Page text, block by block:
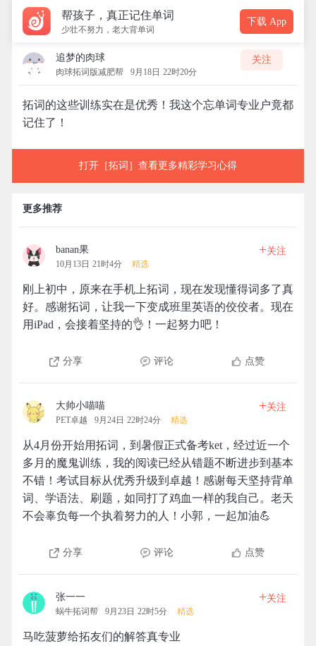
帮孩子，真正记住单词
少壮不努力，老大背单词
下载 App
追梦的肉球
肉球拓词版减肥帮 9月18日 22时20分
关注
拓词的这些训练实在是优秀！我这个忘单词专业户竟都
记住了！
打开［拓词］查看更多精彩学习心得
更多推荐
banan果
10月13日 21时4分 精选
+关注
刚上初中，原来在手机上拓词，现在发现懂得词多了真
好。感谢拓词，让我一下变成班里英语的佼佼者。现在
用iPad，会接着坚持的👌！一起努力吧！
分享 评论 点赞
大帅小喵喵
PET卓越 9月24日 22时24分 精选
+关注
从4月份开始用拓词，到暑假正式备考ket，经过近一个
多月的魔鬼训练，我的阅读已经从错题不断进步到基本
不错！考试目标从优秀升级到卓越！感谢每天坚持背单
词、学语法、刷题，如同打了鸡血一样的我自己。老天
不会辜负每一个执着努力的人！小郭，一起加油💪
分享 评论 点赞
张一一
蜗牛拓词帮 9月23日 22时5分 精选
+关注
马吃菠萝给拓友们的解答真专业